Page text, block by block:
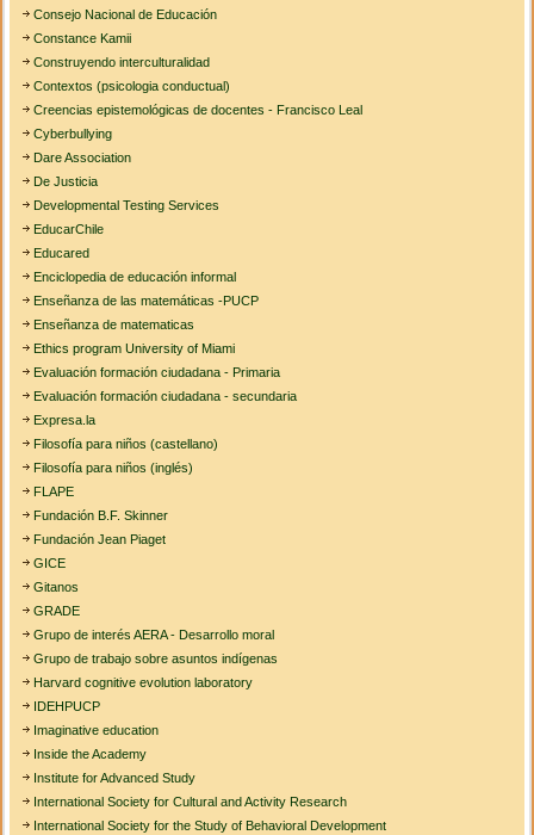
Consejo Nacional de Educación
Constance Kamii
Construyendo interculturalidad
Contextos (psicologia conductual)
Creencias epistemológicas de docentes - Francisco Leal
Cyberbullying
Dare Association
De Justicia
Developmental Testing Services
EducarChile
Educared
Enciclopedia de educación informal
Enseñanza de las matemáticas -PUCP
Enseñanza de matematicas
Ethics program University of Miami
Evaluación formación ciudadana - Primaria
Evaluación formación ciudadana - secundaria
Expresa.la
Filosofía para niños (castellano)
Filosofía para niños (inglés)
FLAPE
Fundación B.F. Skinner
Fundación Jean Piaget
GICE
Gitanos
GRADE
Grupo de interés AERA - Desarrollo moral
Grupo de trabajo sobre asuntos indígenas
Harvard cognitive evolution laboratory
IDEHPUCP
Imaginative education
Inside the Academy
Institute for Advanced Study
International Society for Cultural and Activity Research
International Society for the Study of Behavioral Development